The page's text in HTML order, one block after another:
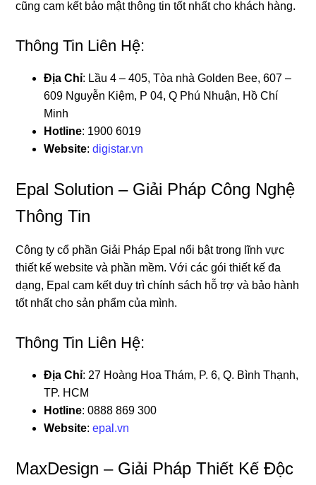
cũng cam kết bảo mật thông tin tốt nhất cho khách hàng.
Thông Tin Liên Hệ:
Địa Chỉ: Lầu 4 – 405, Tòa nhà Golden Bee, 607 –
609 Nguyễn Kiệm, P 04, Q Phú Nhuận, Hồ Chí
Minh
Hotline: 1900 6019
Website:digistar.vn
Epal Solution – Giải Pháp Công Nghệ
Thông Tin
Công ty cổ phần Giải Pháp Epal nổi bật trong lĩnh vực
thiết kế website và phần mềm. Với các gói thiết kế đa
dạng, Epal cam kết duy trì chính sách hỗ trợ và bảo hành
tốt nhất cho sản phẩm của mình.
Thông Tin Liên Hệ:
Địa Chỉ: 27 Hoàng Hoa Thám, P. 6, Q. Bình Thạnh,
TP. HCM
Hotline: 0888 869 300
Website:epal.vn
MaxDesign – Giải Pháp Thiết Kế Độc